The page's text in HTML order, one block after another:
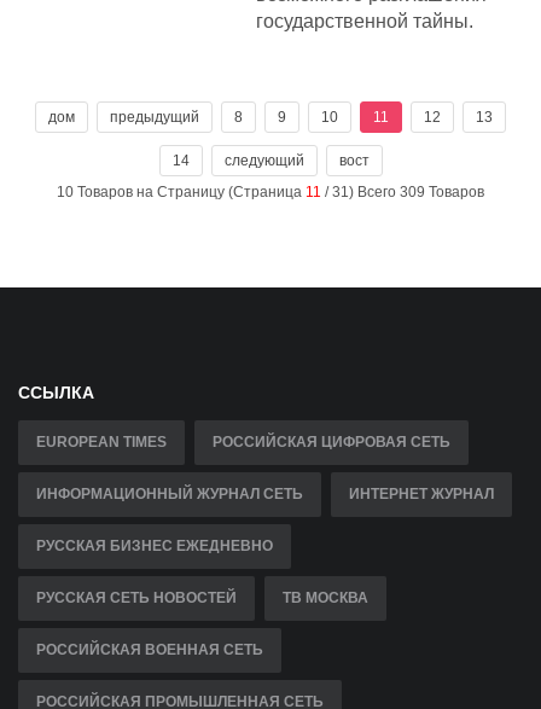
государственной тайны.
дом предыдущий 8 9 10 11 12 13
14 следующий
вост
10 Товаров на Страницу (Страница 11 / 31) Всего 309 Товаров
ССЫЛКА
EUROPEAN TIMES РОССИЙСКАЯ ЦИФРОВАЯ СЕТЬ
ИНФОРМАЦИОННЫЙ ЖУРНАЛ СЕТЬ ИНТЕРНЕТ ЖУРНАЛ
РУССКАЯ БИЗНЕС ЕЖЕДНЕВНО
РУССКАЯ СЕТЬ НОВОСТЕЙ ТВ МОСКВА
РОССИЙСКАЯ ВОЕННАЯ СЕТЬ
РОССИЙСКАЯ ПРОМЫШЛЕННАЯ СЕТЬ